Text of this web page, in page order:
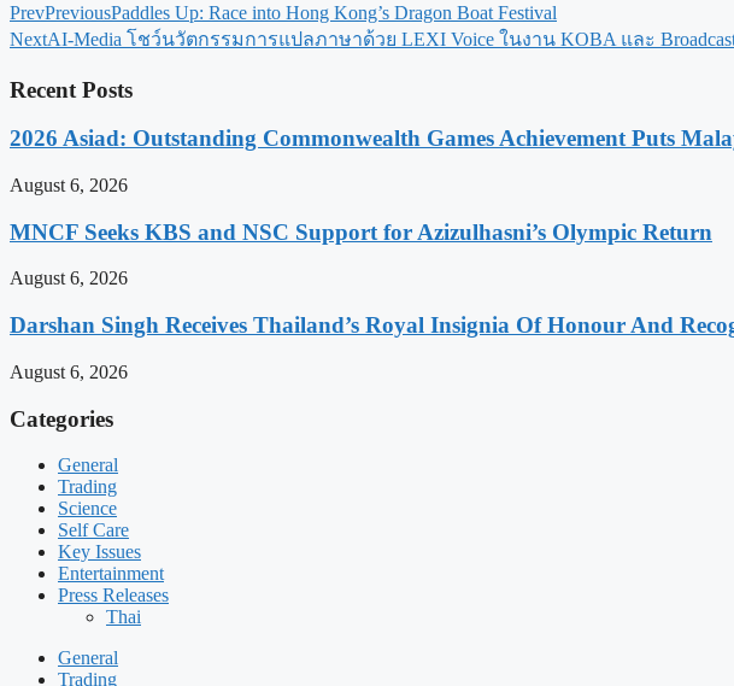
PrevPreviousPaddles Up: Race into Hong Kong’s Dragon Boat Festival
NextAI-Media โชว์นวัตกรรมการแปลภาษาด้วย LEXI Voice ในงาน KOBA และ Broadcast
Recent Posts
2026 Asiad: Outstanding Commonwealth Games Achievement Puts
August 6, 2026
MNCF Seeks KBS and NSC Support for Azizulhasni’s Olympic Return
August 6, 2026
Darshan Singh Receives Thailand’s Royal Insignia Of Honour And
August 6, 2026
Categories
General
Trading
Science
Self Care
Key Issues
Entertainment
Press Releases
Thai
General
Trading